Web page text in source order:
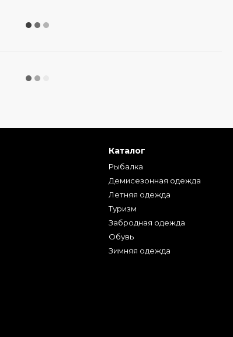
Каталог
Рыбалка
Демисезонная одежда
Летняя одежда
Туризм
Забродная одежда
Обувь
Зимняя одежда